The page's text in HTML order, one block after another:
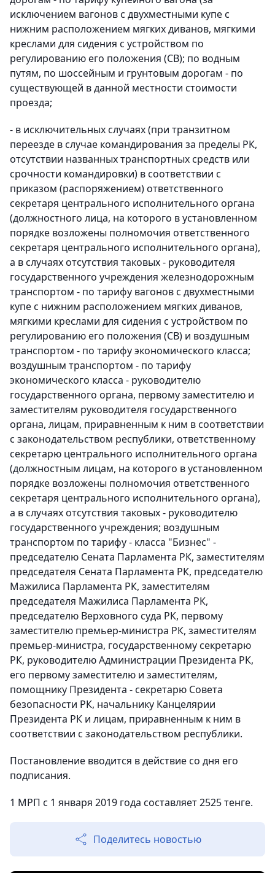
исключением вагонов с двухместными купе с
нижним расположением мягких диванов, мягкими
креслами для сидения с устройством по
регулированию его положения (СВ); по водным
путям, по шоссейным и грунтовым дорогам - по
существующей в данной местности стоимости
проезда;
- в исключительных случаях (при транзитном
переезде в случае командирования за пределы РК,
отсутствии названных транспортных средств или
срочности командировки) в соответствии с
приказом (распоряжением) ответственного
секретаря центрального исполнительного органа
(должностного лица, на которого в установленном
порядке возложены полномочия ответственного
секретаря центрального исполнительного органа),
а в случаях отсутствия таковых - руководителя
государственного учреждения железнодорожным
транспортом - по тарифу вагонов с двухместными
купе с нижним расположением мягких диванов,
мягкими креслами для сидения с устройством по
регулированию его положения (СВ) и воздушным
транспортом - по тарифу экономического класса;
воздушным транспортом - по тарифу
экономического класса - руководителю
государственного органа, первому заместителю и
заместителям руководителя государственного
органа, лицам, приравненным к ним в соответствии
с законодательством республики, ответственному
секретарю центрального исполнительного органа
(должностным лицам, на которого в установленном
порядке возложены полномочия ответственного
секретаря центрального исполнительного органа),
а в случаях отсутствия таковых - руководителю
государственного учреждения; воздушным
транспортом по тарифу - класса "Бизнес" -
председателю Сената Парламента РК, заместителям
председателя Сената Парламента РК, председателю
Мажилиса Парламента РК, заместителям
председателя Мажилиса Парламента РК,
председателю Верховного суда РК, первому
заместителю премьер-министра РК, заместителям
премьер-министра, государственному секретарю
РК, руководителю Администрации Президента РК,
его первому заместителю и заместителям,
помощнику Президента - секретарю Совета
безопасности РК, начальнику Канцелярии
Президента РК и лицам, приравненным к ним в
соответствии с законодательством республики.
Постановление вводится в действие со дня его
подписания.
1 МРП с 1 января 2019 года составляет 2525 тенге.
Поделитесь новостью